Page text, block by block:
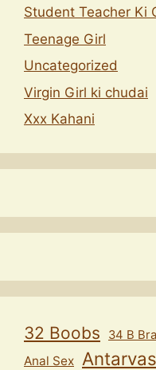
Student Teacher Ki
Teenage Girl
Uncategorized
Virgin Girl ki chudai
Xxx Kahani
32 Boobs 34 B Bra
Anal Sex